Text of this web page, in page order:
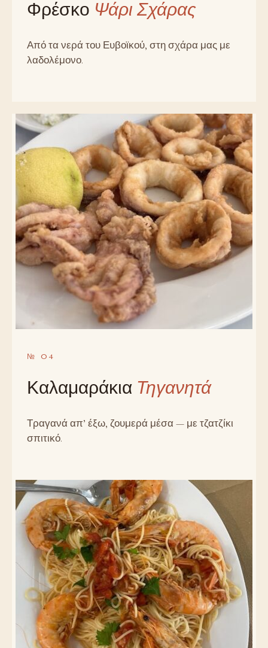
Φρέσκο Ψάρι Σχάρας
Από τα νερά του Ευβοϊκού, στη σχάρα μας με
λαδολέμονο.
№ 04
Καλαμαράκια Τηγανητά
Τραγανά απ’ έξω, ζουμερά μέσα — με τζατζίκι
σπιτικό.